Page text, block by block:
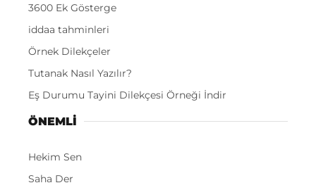
3600 Ek Gösterge
iddaa tahminleri
Örnek Dilekçeler
Tutanak Nasıl Yazılır?
Eş Durumu Tayini Dilekçesi Örneği İndir
ÖNEMLI
Hekim Sen
Saha Der